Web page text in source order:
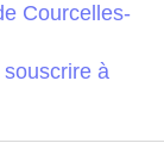
Courcelles-
à